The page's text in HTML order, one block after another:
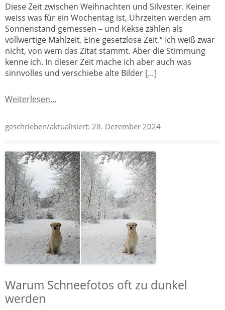
Diese Zeit zwischen Weihnachten und Silvester. Keiner
weiss was für ein Wochentag ist, Uhrzeiten werden am
Sonnenstand gemessen – und Kekse zählen als
vollwertige Mahlzeit. Eine gesetzlose Zeit.“ Ich weiß zwar
nicht, von wem das Zitat stammt. Aber die Stimmung
kenne ich. In dieser Zeit mache ich aber auch was
sinnvolles und verschiebe alte Bilder […]
Weiterlesen...
geschrieben/aktualisiert: 28. Dezember 2024
Warum Schneefotos oft zu dunkel
werden